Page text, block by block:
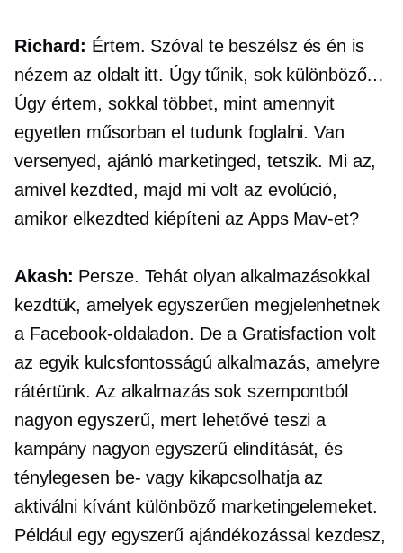
Richard: Értem. Szóval te beszélsz és én is
nézem az oldalt itt. Úgy tűnik, sok különböző…
Úgy értem, sokkal többet, mint amennyit
egyetlen műsorban el tudunk foglalni. Van
versenyed, ajánló marketinged, tetszik. Mi az,
amivel kezdted, majd mi volt az evolúció,
amikor elkezdted kiépíteni az Apps Mav-et?
Akash: Persze. Tehát olyan alkalmazásokkal
kezdtük, amelyek egyszerűen megjelenhetnek
a Facebook-oldaladon. De a Gratisfaction volt
az egyik kulcsfontosságú alkalmazás, amelyre
rátértünk. Az alkalmazás sok szempontból
nagyon egyszerű, mert lehetővé teszi a
kampány nagyon egyszerű elindítását, és
ténylegesen be- vagy kikapcsolhatja az
aktiválni kívánt különböző marketingelemeket.
Például egy egyszerű ajándékozással kezdesz,